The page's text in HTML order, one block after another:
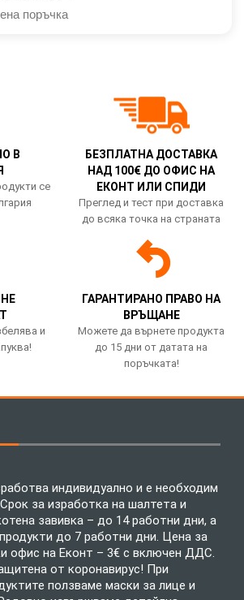
поръчка
В
се
БЕЗПЛАТНА ДОСТАВКА
НАД 100€ ДО ОФИС НА
ЕКОНТ ИЛИ СПИДИ
Преглед и тест при доставка
до всяка точка на страната
и
ГАРАНТИРАНО ПРАВО НА
ВРЪЩАНЕ
Можете да върнете продукта
до 15 дни от датата на
поръчката!
индивидуално и е необходим
за изработка на шалтета и
завивка – до 14 работни дни, а
до 7 работни дни. Цена за
офис на Еконт – 3€ с включен ДДС.
от коронавирус! При
ползваме маски за лице и